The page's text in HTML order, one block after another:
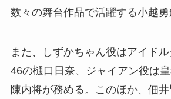
数々の舞台作品で活躍する小越勇
また、しずかちゃん役はアイド
46の樋口日奈、ジャイアン役は
陳内将が務める。このほか、佃